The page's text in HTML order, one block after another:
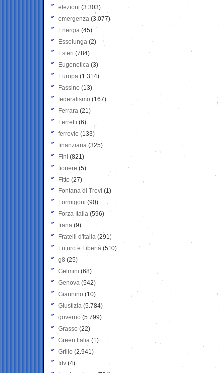
elezioni (3.303)
emergenza (3.077)
Energia (45)
Esselunga (2)
Esteri (784)
Eugenetica (3)
Europa (1.314)
Fassino (13)
federalismo (167)
Ferrara (21)
Ferretti (6)
ferrovie (133)
finanziaria (325)
Fini (821)
fioriere (5)
Fitto (27)
Fontana di Trevi (1)
Formigoni (90)
Forza Italia (596)
frana (9)
Fratelli d'Italia (291)
Futuro e Libertà (510)
g8 (25)
Gelmini (68)
Genova (542)
Giannino (10)
Giustizia (5.784)
governo (5.799)
Grasso (22)
Green Italia (1)
Grillo (2.941)
Idv (4)